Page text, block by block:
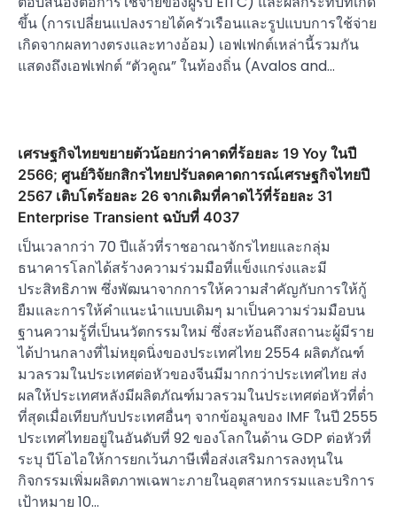
ขึ้น (การเปลี่ยนแปลงรายได้ครัวเรือนและรูปแบบการใช้จ่าย
เกิดจากผลทางตรงและทางอ้อม) เอฟเฟกต์เหล่านี้รวมกัน
แสดงถึงเอฟเฟกต์ “ตัวคูณ” ในท้องถิ่น (Avalos and…
เศรษฐกิจไทยขยายตัวน้อยกว่าคาดที่ร้อยละ 19 Yoy ในปี
2566; ศูนย์วิจัยกสิกรไทยปรับลดคาดการณ์เศรษฐกิจไทยปี
2567 เติบโตร้อยละ 26 จากเดิมที่คาดไว้ที่ร้อยละ 31
Enterprise Transient ฉบับที่ 4037
เป็นเวลากว่า 70 ปีแล้วที่ราชอาณาจักรไทยและกลุ่ม
ธนาคารโลกได้สร้างความร่วมมือที่แข็งแกร่งและมี
ประสิทธิภาพ ซึ่งพัฒนาจากการให้ความสำคัญกับการให้กู้
ยืมและการให้คำแนะนำแบบเดิมๆ มาเป็นความร่วมมือบน
ฐานความรู้ที่เป็นนวัตกรรมใหม่ ซึ่งสะท้อนถึงสถานะผู้มีราย
ได้ปานกลางที่ไม่หยุดนิ่งของประเทศไทย 2554 ผลิตภัณฑ์
มวลรวมในประเทศต่อหัวของจีนมีมากกว่าประเทศไทย ส่ง
ผลให้ประเทศหลังมีผลิตภัณฑ์มวลรวมในประเทศต่อหัวที่ต่ำ
ที่สุดเมื่อเทียบกับประเทศอื่นๆ จากข้อมูลของ IMF ในปี 2555
ประเทศไทยอยู่ในอันดับที่ 92 ของโลกในด้าน GDP ต่อหัวที่
ระบุ บีโอไอให้การยกเว้นภาษีเพื่อส่งเสริมการลงทุนใน
กิจกรรมเพิ่มผลิตภาพเฉพาะภายในอุตสาหกรรมและบริการ
เป้าหมาย 10…